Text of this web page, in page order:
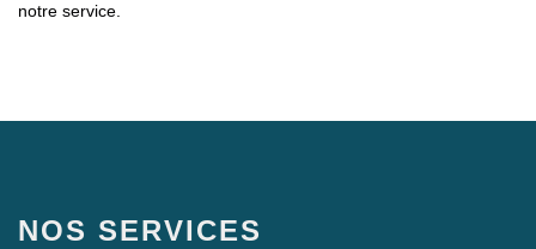
notre service.
NOS SERVICES